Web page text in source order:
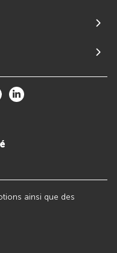
ainsi que des